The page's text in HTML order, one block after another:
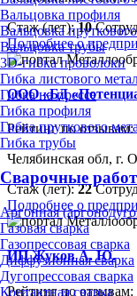
Вальцовка профиля
Вальцовка
Вальцовка трубы
3D-гибка проволоки
Гибка листового
Гибка на прессе
Гибка профиля
Гибка пруткового
Гибка трубы
Сварочные
Аргонная
Газовая сварка
Газопрессовая сварка
Диффузионная сварка
Дугопрессовая сварка
Контактная сварка
Стаж (лет):10
Подробнее о
ООО «БД
Рейтинг по отзывам:
Челябинская обл, г.
Стаж (лет):22
Подробнее о
ИП Жуков А. Ю.
Рейтинг по отзывам: